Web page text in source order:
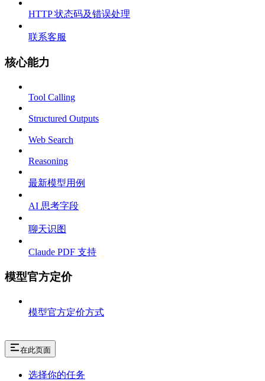
HTTP 状态码及错误处理
联系客服
核心能力
Tool Calling
Structured Outputs
Web Search
Reasoning
最新模型用例
AI 思考字段
聊天识图
Claude PDF 支持
模型官方定价
模型官方定价方式
在此页面
选择你的任务